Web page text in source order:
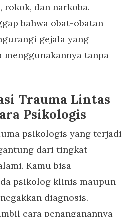
rokok, dan narkoba.
bahwa obat-obatan
gejala yang
menggunakannya tanpa
Trauma Lintas
Psikologis
psikologis yang terjadi
dari tingkat
Kamu bisa
psikolog klinis maupun
diagnosis.
cara penanganannya